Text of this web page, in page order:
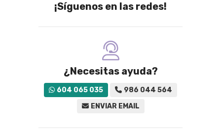
¡Síguenos en las redes!
¿Necesitas ayuda?
604 065 035
986 044 564
ENVIAR EMAIL